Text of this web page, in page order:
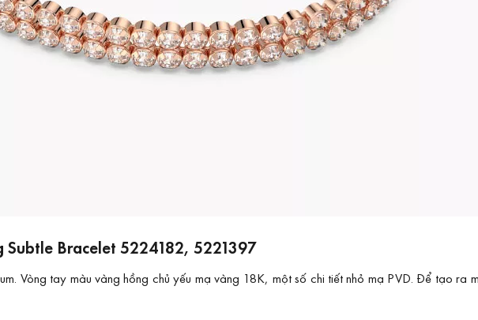
Bracelet 5224182, 5221397
Vòng tay màu vàng hồng chủ yếu mạ vàng 18K, một số chi tiết nhỏ mạ PVD. Để tạo ra